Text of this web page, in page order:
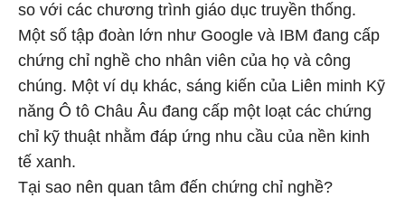
so với các chương trình giáo dục truyền thống.
Một số tập đoàn lớn như Google và IBM đang cấp
chứng chỉ nghề cho nhân viên của họ và công
chúng. Một ví dụ khác, sáng kiến của Liên minh Kỹ
năng Ô tô Châu Âu đang cấp một loạt các chứng
chỉ kỹ thuật nhằm đáp ứng nhu cầu của nền kinh
tế xanh.
Tại sao nên quan tâm đến chứng chỉ nghề?